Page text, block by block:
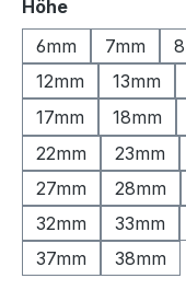
Höheauswählen
6mm
7mm
12mm
13mm
17mm
18mm
22mm
23mm
27mm
28mm
32mm
33mm
37mm
38mm